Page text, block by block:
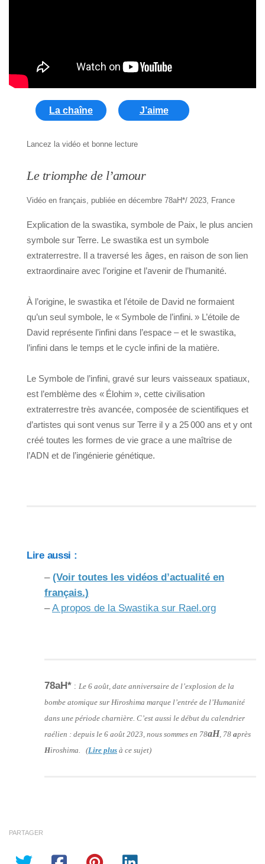
La chaîne J’aime
Lancez la vidéo et bonne lecture
Le triomphe de l’amour
Vidéo en français, publiée en décembre 78aH*/ 2023, France
Explication de la swastika, symbole de Paix, le plus ancien
symbole sur Terre. Le swastika est un symbole
extraterrestre. Il a traversé les âges, en raison de son lien
extraordinaire avec l’origine et l’avenir de l’humanité.
À l’origine, le swastika et l’étoile de David ne formaient
qu’un seul symbole, le « Symbole de l’infini. » L’étoile de
David représente l’infini dans l’espace – et le swastika,
l’infini dans le temps et le cycle infini de la matière.
Le Symbole de l’infini, gravé sur leurs vaisseaux spatiaux,
est l’emblème des « Élohim », cette civilisation
extraterrestre très avancée, composée de scientifiques et
d’artistes qui sont venus sur Terre il y a 25 000 ans et y ont
créé toutes les formes de vie grace a une maîtrise de
l’ADN et de l’ingénierie génétique.
Lire aussi :
– (Voir toutes les vidéos d’actualité en
français.)
–A propos de la Swastika sur Rael.org
78aH* : Le 6 août, date anniversaire de l’explosion de la
bombe atomique sur Hiroshima marque l’entrée de l’Humanité
dans une période charnière. C’est aussi le début du calendrier
raélien : depuis le 6 août 2023, nous sommes en 78aH, 78 après
Hiroshima. (Lire plus à ce sujet)
PARTAGER